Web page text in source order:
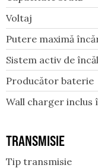
Voltaj
Putere maximă
Sistem activ de
Producător baterie
Wall charger inclus
TRANSMISIE
Tip transmisie